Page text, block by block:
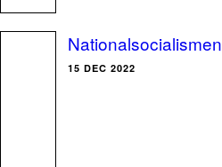
Nationalsocialismen
15 DEC 2022